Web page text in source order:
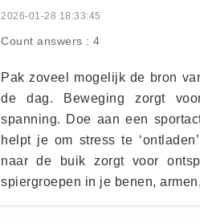
2026-01-28 18:33:45
Count answers : 4
Pak zoveel mogelijk de bron
de dag. Beweging zorgt
spanning. Doe aan een
helpt je om stress te
naar de buik zorgt voor
spiergroepen in je benen,